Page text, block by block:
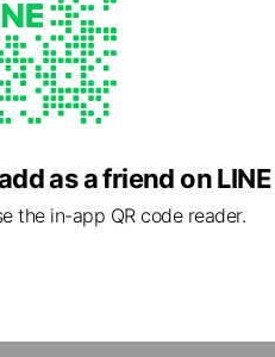
及健康管理師等相關證照，也曾
as a friend on LINE
the in-app QR code reader.